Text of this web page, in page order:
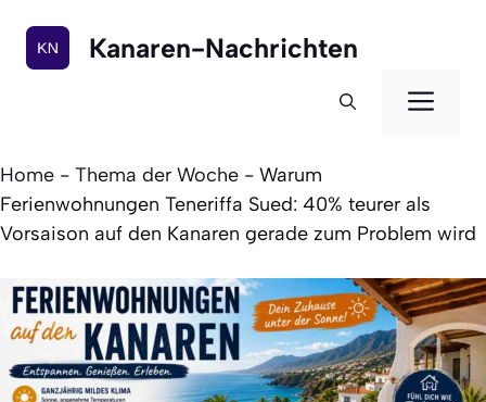
Inhalt
springen
Kanaren-Nachrichten
Home - Thema der Woche - Warum
Ferienwohnungen Teneriffa Sued: 40% teurer als
Vorsaison auf den Kanaren gerade zum Problem wird